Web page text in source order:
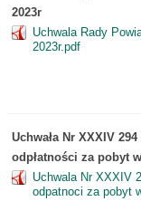
2023r
Uchwala Rady
2023r.pdf
Uchwała Nr XXXIV
odpłatności za pobyt
Uchwala Nr XXXIV
odpatnoci za pobyt